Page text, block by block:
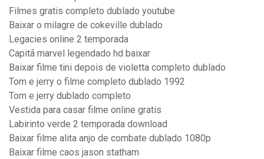
Filmes gratis completo dublado youtube
Baixar o milagre de cokeville dublado
Legacies online 2 temporada
Capitã marvel legendado hd baixar
Baixar filme tini depois de violetta completo dublado
Tom e jerry o filme completo dublado 1992
Tom e jerry dublado completo
Vestida para casar filme online gratis
Labirinto verde 2 temporada download
Baixar filme alita anjo de combate dublado 1080p
Baixar filme caos jason statham